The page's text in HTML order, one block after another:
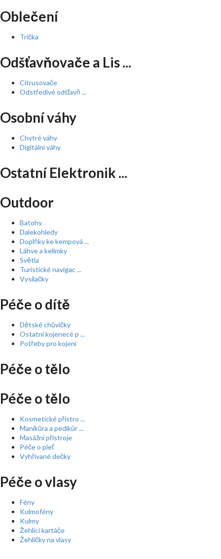
Oblečení
Trička
Odšťavňovače a Lis ...
Citrusovače
Odstředivé odšťavň ...
Osobní váhy
Chytré váhy
Digitální váhy
Ostatní Elektronik ...
Outdoor
Batohy
Dalekohledy
Doplňky ke kempová ...
Láhve a kelímky
Světla
Turistické navigac ...
Vysílačky
Péče o dítě
Dětské chůvičky
Ostatní kojenecé p ...
Potřeby pro kojení
Péče o tělo
Péče o tělo
Kosmetické přístro ...
Manikůra a pedikůr ...
Masážní přístroje
Péče o pleť
Vyhřívané dečky
Péče o vlasy
Fény
Kulmofény
Kulmy
Žehlící kartáče
Žehličky na vlasy